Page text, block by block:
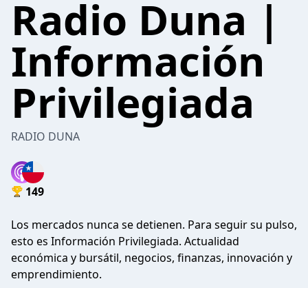
Radio Duna |
Información
Privilegiada
RADIO DUNA
149
Los mercados nunca se detienen. Para seguir su pulso,
esto es Información Privilegiada. Actualidad
económica y bursátil, negocios, finanzas, innovación y
emprendimiento.